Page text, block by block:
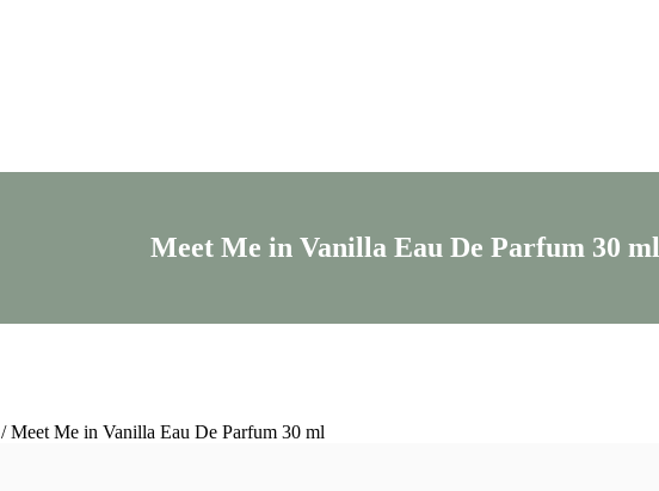
Meet Me in Vanilla Eau De Parfum 30 ml
/ Meet Me in Vanilla Eau De Parfum 30 ml